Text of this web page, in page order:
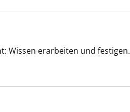
Wissen erarbeiten und festigen.